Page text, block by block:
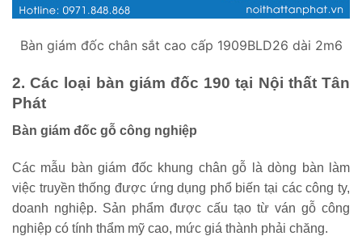
Bàn giám đốc chân sắt cao cấp 1909BLD26 dài 2m6
2. Các loại bàn giám đốc 190 tại Nội thất Tân
Phát
Bàn giám đốc gỗ công nghiệp
Các mẫu bàn giám đốc khung chân gỗ là dòng bàn làm
việc truyền thống được ứng dụng phổ biến tại các công ty,
doanh nghiệp. Sản phẩm được cấu tạo từ ván gỗ công
nghiệp có tính thẩm mỹ cao, mức giá thành phải chăng.